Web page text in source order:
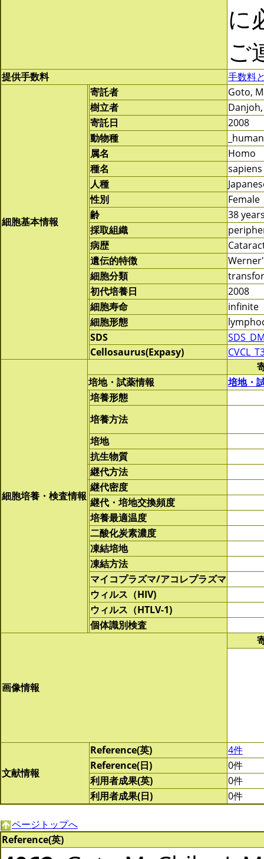
に
ご
提供手数料 手数料
細胞基本情報
寄託者
Goto,
樹立者
寄託日
2008
動物種
属名
Homo
種名
sapiens
人種
性別
Female
齢
38
採取組織
病歴
遺伝的特徴
細胞分類
初代培養日
2008
細胞寿命
infinite
細胞形態
SDS
Cellosaurus(Expasy)
細胞培養・検査情報
培地・試薬情報
培地・
培養形態
培養方法
培地
抗生物質
継代方法
継代密度
継代・培地交換頻度
培養最適温度
二酸化炭素濃度
凍結培地
凍結方法
マイコプラズマ/アコレプラズマ
ウィルス（HIV)
ウィルス（HTLV-1)
個体識別検査
画像情報
文献情報
Reference(英)
4件
Reference(日)
0件
利用者成果(英)
0件
利用者成果(日)
0件
ページトップへ
Reference(英)